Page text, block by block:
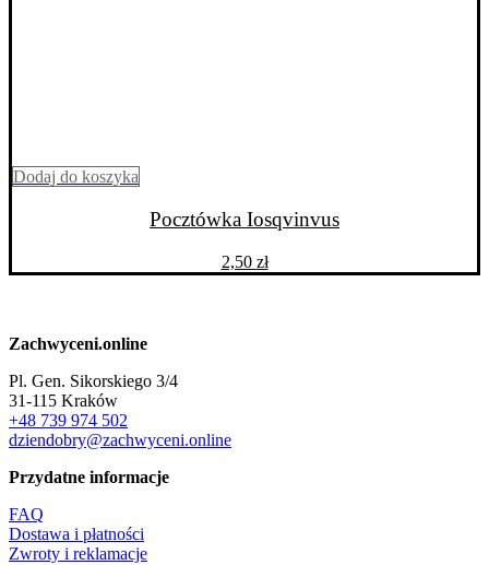
Dodaj do koszyka
Pocztówka Iosqvinvus
2,50 zł
Zachwyceni.online
Pl. Gen. Sikorskiego 3/4
31-115 Kraków
+48 739 974 502
dziendobry@zachwyceni.online
Przydatne informacje
FAQ
Dostawa i płatności
Zwroty i reklamacje